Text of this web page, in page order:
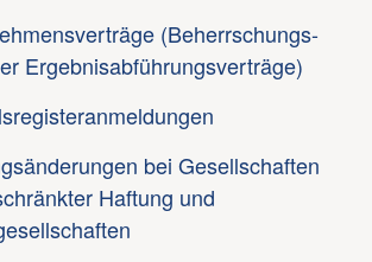
(Beherrschungs-
Ergebnisabführungsverträge)
bei Gesellschaften
Haftung und